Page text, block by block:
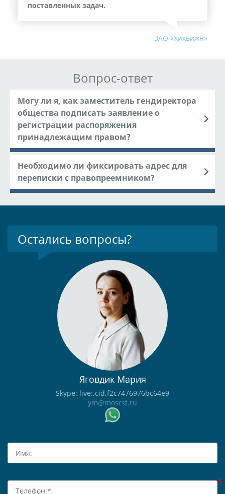
поставленных задач.
ЗАО «Хиквижн»
Вопрос-ответ
Могу ли я, как заместитель гендиректора
общества подписать заявление о
регистрации распоряжения
принадлежащим правом?
Необходимо ли фиксировать адрес для
переписки с правопреемником?
Остались вопросы?
Яговдик Мария
Skype: live:.cid.f2c7476976bc64e9
ym@mosrst.ru